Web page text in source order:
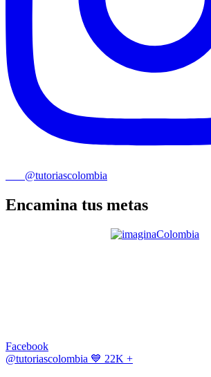
@tutoriascolombia
Encamina tus metas
Facebook
@tutoriascolombia 💙 22K +